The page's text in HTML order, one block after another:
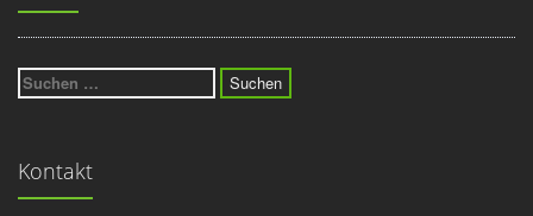
Suchen
nach:
Kontakt